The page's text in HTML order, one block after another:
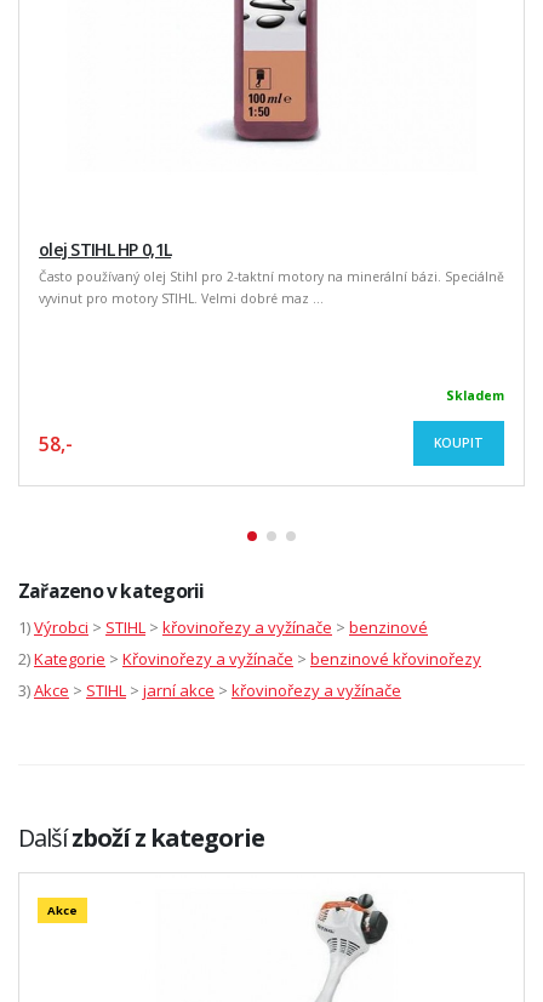
olej STIHL HP 0,1L
Často používaný olej Stihl pro 2-taktní motory na minerální bázi. Speciálně
vyvinut pro motory STIHL. Velmi dobré maz ...
Skladem
58,- KOUPIT
Zařazeno v kategorii
1)Výrobci > STIHL > křovinořezy a vyžínače > benzinové
2)Kategorie > Křovinořezy a vyžínače > benzinové křovinořezy
3)Akce > STIHL > jarní akce > křovinořezy a vyžínače
Dalšízboží z kategorie
Akce